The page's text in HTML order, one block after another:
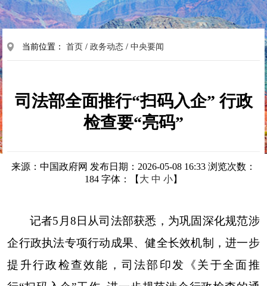
当前位置：首页 /政务动态 /中央要闻
司法部全面推行“扫码入企” 行政
检查要“亮码”
来源：中国政府网 发布日期：2026-05-08 16:33 浏览次数：
184 字体：【 大 中 小】
记者5月8日从司法部获悉，为巩固深化规范涉
企行政执法专项行动成果、健全长效机制，进一步
提升行政检查效能，司法部印发《关于全面推